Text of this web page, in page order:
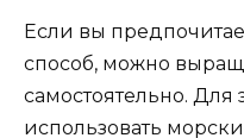
Если вы
способ, можно
самостоятельно. Для
использовать